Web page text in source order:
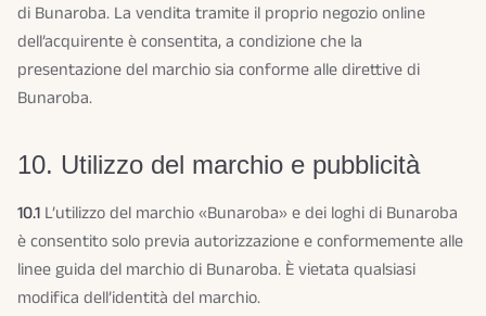
di Bunaroba. La vendita tramite il proprio negozio online
dell’acquirente è consentita, a condizione che la
presentazione del marchio sia conforme alle direttive di
Bunaroba.
10. Utilizzo del marchio e pubblicità
10.1 L’utilizzo del marchio «Bunaroba» e dei loghi di Bunaroba
è consentito solo previa autorizzazione e conformemente alle
linee guida del marchio di Bunaroba. È vietata qualsiasi
modifica dell’identità del marchio.